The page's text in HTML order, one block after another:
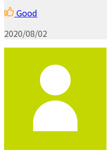
Good
2020/08/02